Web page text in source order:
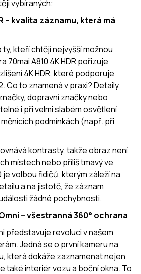
vybíraných:
– kvalita záznamu, která má
kteří chtějí nejvyšší možnou
70mai A810 4K HDR pořizuje
4K HDR, které podporuje
Co to znamená v praxi? Detaily,
dopravní značky nebo
i při velmi slabém osvětlení
podmínkách (např. při
kontrasty, takže obraz není
místech nebo příliš tmavý ve
je volbou řidičů, kterým záleží na
a na jistotě, že záznam
žádné pochybnosti.
– všestranná 360° ochrana
představuje revoluci v našem
Jedná se o první kameru na
která dokáže zaznamenat nejen
také interiér vozu a boční okna. To